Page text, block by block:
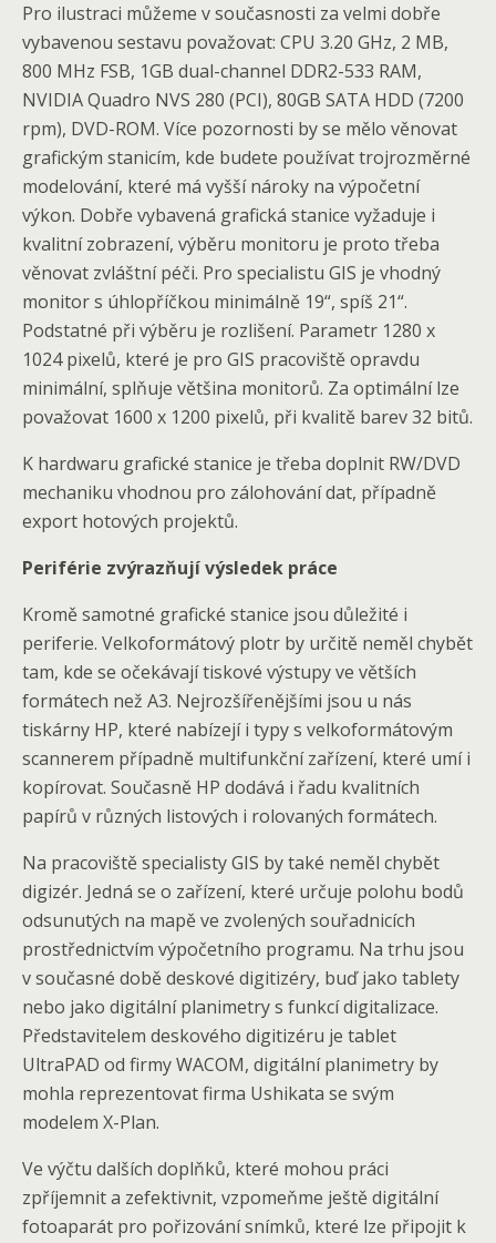
Pro ilustraci můžeme v současnosti za velmi dobře
vybavenou sestavu považovat: CPU 3.20 GHz, 2 MB,
800 MHz FSB, 1GB dual-channel DDR2-533 RAM,
NVIDIA Quadro NVS 280 (PCI), 80GB SATA HDD (7200
rpm), DVD-ROM. Více pozornosti by se mělo věnovat
grafickým stanicím, kde budete používat trojrozměrné
modelování, které má vyšší nároky na výpočetní
výkon. Dobře vybavená grafická stanice vyžaduje i
kvalitní zobrazení, výběru monitoru je proto třeba
věnovat zvláštní péči. Pro specialistu GIS je vhodný
monitor s úhlopříčkou minimálně 19“, spíš 21“.
Podstatné při výběru je rozlišení. Parametr 1280 x
1024 pixelů, které je pro GIS pracoviště opravdu
minimální, splňuje většina monitorů. Za optimální lze
považovat 1600 x 1200 pixelů, při kvalitě barev 32 bitů.
K hardwaru grafické stanice je třeba doplnit RW/DVD
mechaniku vhodnou pro zálohování dat, případně
export hotových projektů.
Periférie zvýrazňují výsledek práce
Kromě samotné grafické stanice jsou důležité i
periferie. Velkoformátový plotr by určitě neměl chybět
tam, kde se očekávají tiskové výstupy ve větších
formátech než A3. Nejrozšířenějšími jsou u nás
tiskárny HP, které nabízejí i typy s velkoformátovým
scannerem případně multifunkční zařízení, které umí i
kopírovat. Současně HP dodává i řadu kvalitních
papírů v různých listových i rolovaných formátech.
Na pracoviště specialisty GIS by také neměl chybět
digizér. Jedná se o zařízení, které určuje polohu bodů
odsunutých na mapě ve zvolených souřadnicích
prostřednictvím výpočetního programu. Na trhu jsou
v současné době deskové digitizéry, buď jako tablety
nebo jako digitální planimetry s funkcí digitalizace.
Představitelem deskového digitizéru je tablet
UltraPAD od firmy WACOM, digitální planimetry by
mohla reprezentovat firma Ushikata se svým
modelem X-Plan.
Ve výčtu dalších doplňků, které mohou práci
zpříjemnit a zefektivnit, vzpomeňme ještě digitální
fotoaparát pro pořizování snímků, které lze připojit k